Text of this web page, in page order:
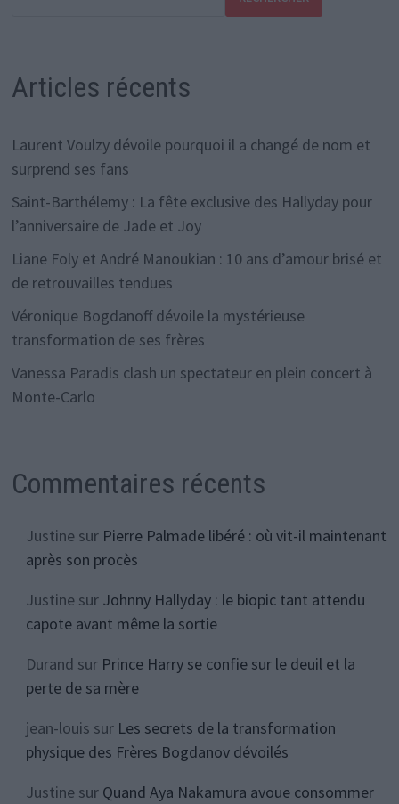
Articles récents
Laurent Voulzy dévoile pourquoi il a changé de nom et
surprend ses fans
Saint-Barthélemy : La fête exclusive des Hallyday pour
l’anniversaire de Jade et Joy
Liane Foly et André Manoukian : 10 ans d’amour brisé et
de retrouvailles tendues
Véronique Bogdanoff dévoile la mystérieuse
transformation de ses frères
Vanessa Paradis clash un spectateur en plein concert à
Monte-Carlo
Commentaires récents
Justinesur Pierre Palmade libéré : où vit-il maintenant
après son procès
Justinesur Johnny Hallyday : le biopic tant attendu
capote avant même la sortie
Durand sur Prince Harry se confie sur le deuil et la
perte de sa mère
jean-louis sur Les secrets de la transformation
physique des Frères Bogdanov dévoilés
Justinesur Quand Aya Nakamura avoue consommer